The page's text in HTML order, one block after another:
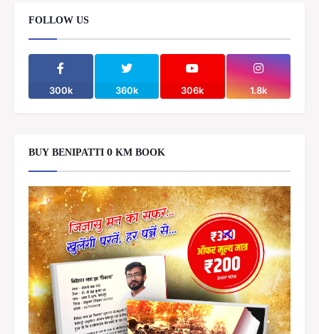
FOLLOW US
300k 360k 306k 1.8k
BUY BENIPATTI 0 KM BOOK